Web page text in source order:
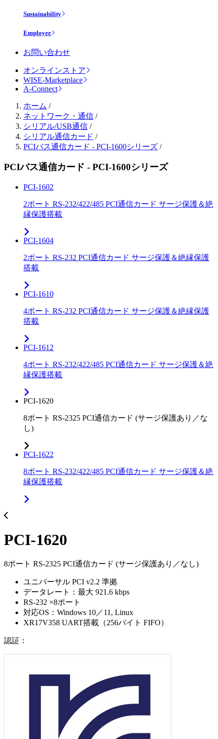
Sustainability
Employee
お問い合わせ
オンラインストア
WISE-Marketplace
A-Connect
ホーム /
ネットワーク・通信 /
シリアル/USB通信 /
シリアル通信カード /
PCIバス通信カード - PCI-1600シリーズ /
PCIバス通信カード - PCI-1600シリーズ
PCI-1602
2ポート RS-232/422/485 PCI通信カード サージ保護＆絶
縁保護搭載
PCI-1604
2ポート RS-232 PCI通信カード サージ保護＆絶縁保護
搭載
PCI-1610
4ポート RS-232 PCI通信カード サージ保護＆絶縁保護
搭載
PCI-1612
4ポート RS-232/422/485 PCI通信カード サージ保護＆絶
縁保護搭載
PCI-1620
8ポート RS-2325 PCI通信カード (サージ保護あり／な
し)
PCI-1622
8ポート RS-232/422/485 PCI通信カード サージ保護＆絶
縁保護搭載
PCI-1620
8ポート RS-2325 PCI通信カード (サージ保護あり／なし)
ユニバーサル PCI v2.2 準拠
データレート：最大 921.6 kbps
RS-232 ×8ポート
対応OS：Windows 10／11, Linux
XR17V358 UART搭載（256バイト FIFO）
認証：